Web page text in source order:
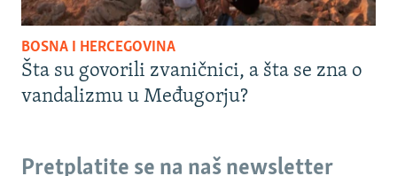
BOSNA I HERCEGOVINA
Šta su govorili zvaničnici, a šta se zna o
vandalizmu u Međugorju?
Pretplatite se na naš newsletter